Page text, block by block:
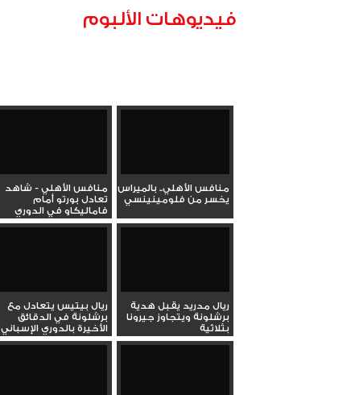
فيديوهات الألبوم
منافس الأهلي.. بالميراس
يخسر من فلومينينسي
منافس الأهلي - شاهد
تعادل بورتو أمام
فاماليكاو في الدوري
البرتغالي...
ريال مدريد يقبل هدية
برشلونة ويتجاوز جيرونا
بثلاثية
ريال بيتيس يتعادل مع
برشلونة في الدقائق
الأخيرة بالدوري الإسباني